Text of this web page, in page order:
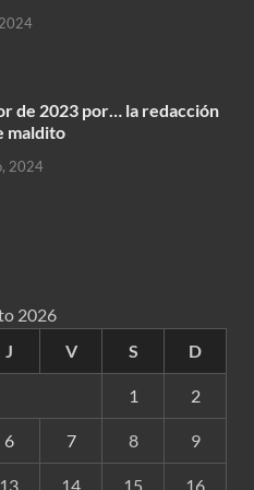
de 2023 por… la redacción
maldito
2024
2026
J V S D
1 2
6 7 8 9
13 14 15 16